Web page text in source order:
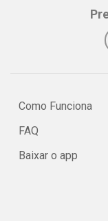
Como Funciona
FAQ
Baixar o app